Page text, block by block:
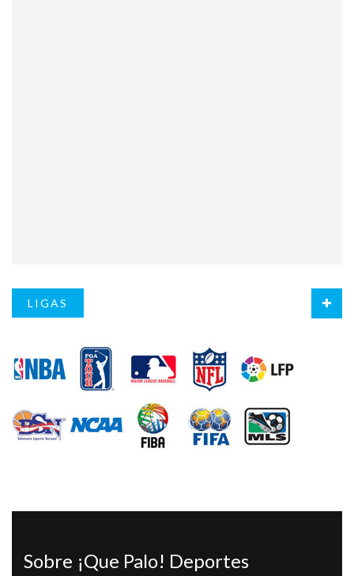
LIGAS
Sobre ¡Que Palo! Deportes